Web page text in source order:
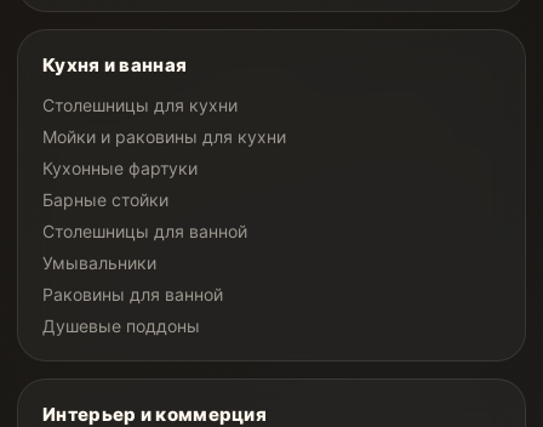
Кухня и ванная
Столешницы для кухни
Мойки и раковины для кухни
Кухонные фартуки
Барные стойки
Столешницы для ванной
Умывальники
Раковины для ванной
Душевые поддоны
Интерьер и коммерция